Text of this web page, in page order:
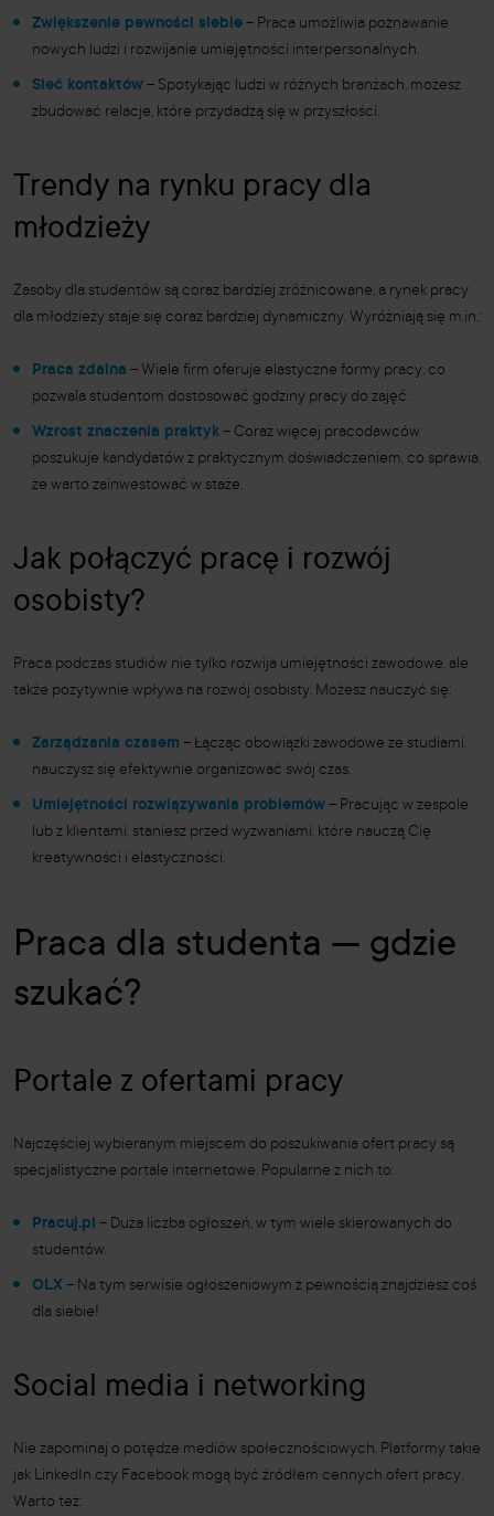
Zwiększenie pewności siebie– Praca umożliwia poznawanie
nowych ludzi i rozwijanie umiejętności interpersonalnych.
Sieć kontaktów– Spotykając ludzi w różnych branżach, możesz
zbudować relacje, które przydadzą się w przyszłości.
Trendy na rynku pracy dla
młodzieży
Zasoby dla studentów są coraz bardziej zróżnicowane, a rynek pracy
dla młodzieży staje się coraz bardziej dynamiczny. Wyróżniają się m.in.:
Praca zdalna – Wiele firm oferuje elastyczne formy pracy, co
pozwala studentom dostosować godziny pracy do zajęć.
Wzrost znaczenia praktyk– Coraz więcej pracodawców
poszukuje kandydatów z praktycznym doświadczeniem, co sprawia,
że warto zainwestować w staże.
Jak połączyć pracę i rozwój
osobisty?
Praca podczas studiów nie tylko rozwija umiejętności zawodowe, ale
także pozytywnie wpływa na rozwój osobisty. Możesz nauczyć się:
Zarządzania czasem – Łącząc obowiązki zawodowe ze studiami,
nauczysz się efektywnie organizować swój czas.
Umiejętności rozwiązywania problemów– Pracując w zespole
lub z klientami, staniesz przed wyzwaniami, które nauczą Cię
kreatywności i elastyczności.
Praca dla studenta — gdzie
szukać?
Portale z ofertami pracy
Najczęściej wybieranym miejscem do poszukiwania ofert pracy są
specjalistyczne portale internetowe. Popularne z nich to:
Pracuj.pl – Duża liczba ogłoszeń, w tym wiele skierowanych do
studentów.
OLX– Na tym serwisie ogłoszeniowym z pewnością znajdziesz coś
dla siebie!
Social media i networking
Nie zapominaj o potędze mediów społecznościowych. Platformy takie
jak LinkedIn czy Facebook mogą być źródłem cennych ofert pracy.
Warto też: